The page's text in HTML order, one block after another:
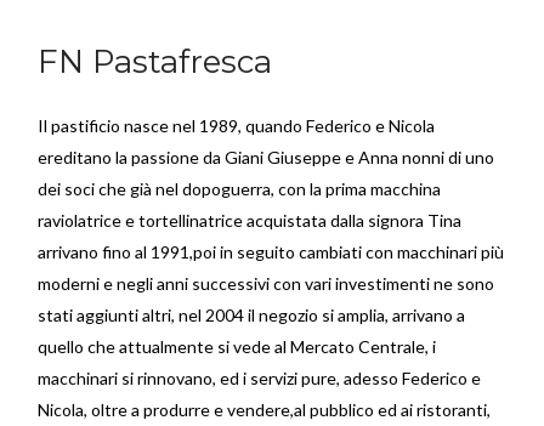
FN Pastafresca
Il pastificio nasce nel 1989, quando Federico e Nicola
ereditano la passione da Giani Giuseppe e Anna nonni di uno
dei soci che già nel dopoguerra, con la prima macchina
raviolatrice e tortellinatrice acquistata dalla signora Tina
arrivano fino al 1991,poi in seguito cambiati con macchinari più
moderni e negli anni successivi con vari investimenti ne sono
stati aggiunti altri, nel 2004 il negozio si amplia, arrivano a
quello che attualmente si vede al Mercato Centrale, i
macchinari si rinnovano, ed i servizi pure, adesso Federico e
Nicola, oltre a produrre e vendere,al pubblico ed ai ristoranti,